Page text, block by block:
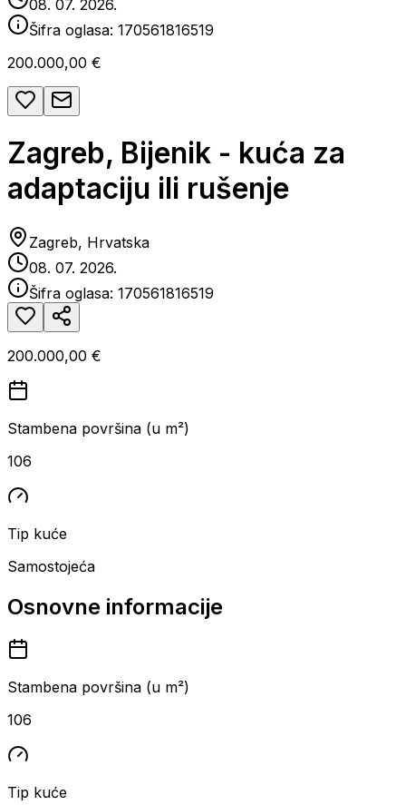
08. 07. 2026.
Šifra oglasa: 170561816519
200.000,00 €
Zagreb, Bijenik - kuća za
adaptaciju ili rušenje
Zagreb, Hrvatska
08. 07. 2026.
Šifra oglasa: 170561816519
200.000,00 €
Stambena površina (u m²)
106
Tip kuće
Samostojeća
Osnovne informacije
Stambena površina (u m²)
106
Tip kuće